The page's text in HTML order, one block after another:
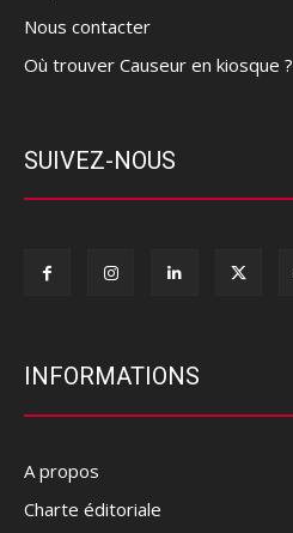
Nous contacter
Où trouver Causeur en kiosque ?
SUIVEZ-NOUS
INFORMATIONS
A propos
Charte éditoriale